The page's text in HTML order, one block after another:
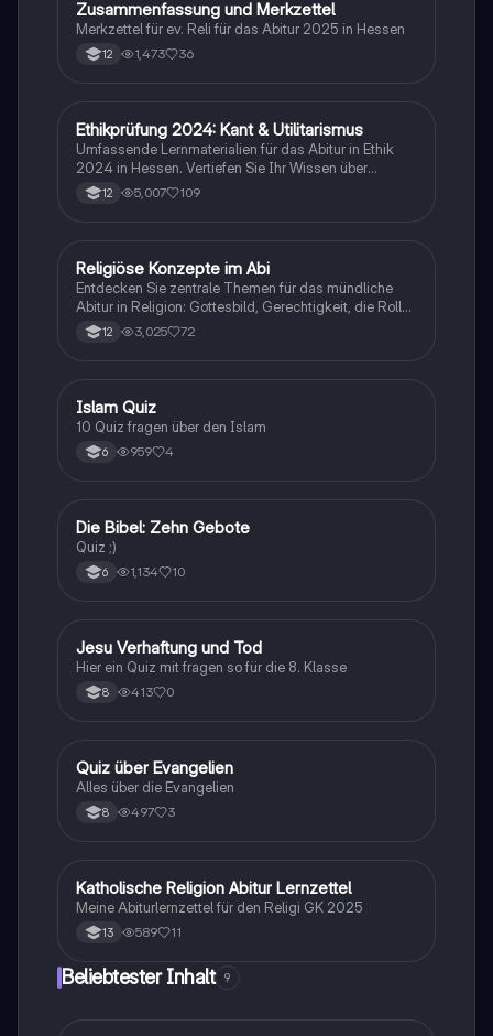
Zusammenfassung und Merkzettel
Merkzettel für ev. Reli für das Abitur 2025 in Hessen
12 1,473 36
Religion
Ethikprüfung 2024: Kant & Utilitarismus
Umfassende Lernmaterialien für das Abitur in Ethik
2024 in Hessen. Vertiefen Sie Ihr Wissen über
zentrale Theorien wie den Utilitarismus von Bentham
und Mill, Kants kategorischen Imperativ, sowie die
Menschenrechte werden ebenfalls behandelt. Ideal
für die Vorbereitung auf Prüfungen und das
Verständnis ethischer Grundpositionen.
12 5,007 109
Religion
Religiöse Konzepte im Abi
Entdecken Sie zentrale Themen für das mündliche
Abitur in Religion: Gottesbild, Gerechtigkeit, die Rolle
der Kirche, die Lehren Jesu, die Auferstehung und die
Bedeutung von Nächstenliebe. Diese
christlichen Glauben. Ideal für die Vorbereitung auf
Prüfungen und das Verständnis der biblischen Lehren.
12 3,025 72
IReligion
Islam Quiz
10 Quiz fragen über den Islam
6 959 4
DReligion
Die Bibel: Zehn Gebote
Quiz ;)
6 1,134 10
JReligion
Jesu Verhaftung und Tod
Hier ein Quiz mit fragen so für die 8. Klasse
8 413 0
QReligion
Quiz über Evangelien
Alles über die Evangelien
8 497 3
Religion
Katholische Religion Abitur Lernzettel
Meine Abiturlernzettel für den Religi GK 2025
13 589 11
Beliebtester Inhalt 9